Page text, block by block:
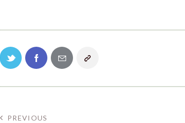
PREVIOUS